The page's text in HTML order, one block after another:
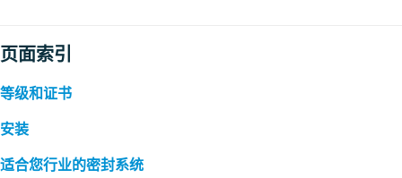
页面索引
等级和证书
安装
适合您行业的密封系统